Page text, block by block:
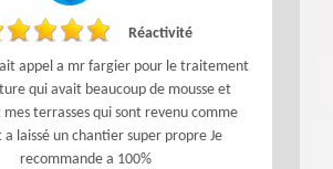
Réactivité
appel a mr fargier pour le traitement
qui avait beaucoup de mousse et
terrasses qui sont revenu comme
a laissé un chantier super propre Je
recommande a 100%